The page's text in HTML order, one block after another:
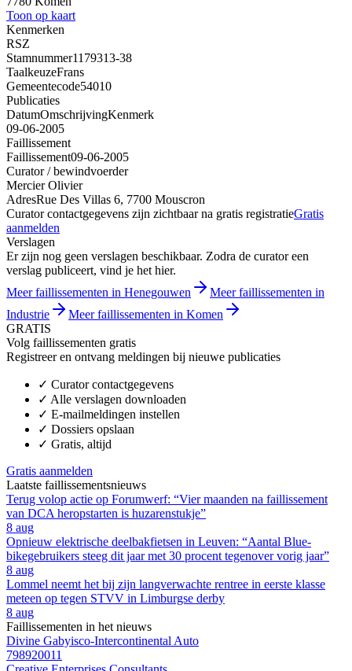
Toon op kaart
Kenmerken
RSZ
Stamnummer1179313-38
TaalkeuzeFrans
Gemeentecode54010
Publicaties
DatumOmschrijvingKenmerk
09-06-2005
Faillissement
Faillissement09-06-2005
Curator / bewindvoerder
Mercier Olivier
AdresRue Des Villas 6, 7700 Mouscron
Curator contactgegevens zijn zichtbaar na gratis registratieGratis
aanmelden
Verslagen
Er zijn nog geen verslagen beschikbaar. Zodra de curator een
verslag publiceert, vind je het hier.
Meer faillissementen in Henegouwen
Meer faillissementen in
Industrie
Meer faillissementen in Komen
GRATIS
Volg faillissementen gratis
Registreer en ontvang meldingen bij nieuwe publicaties
✓ Curator contactgegevens
✓ Alle verslagen downloaden
✓ E-mailmeldingen instellen
✓ Dossiers opslaan
✓ Gratis, altijd
Gratis aanmelden
Laatste faillissementsnieuws
Terug volop actie op Forumwerf: “Vier maanden na faillissement
van DCA heropstarten is huzarenstukje”
8 aug
Opnieuw elektrische deelbakfietsen in Leuven: “Aantal Blue-
bikegebruikers steeg dit jaar met 30 procent tegenover vorig jaar”
8 aug
Lommel neemt het bij zijn langverwachte rentree in eerste klasse
meteen op tegen STVV in Limburgse derby
8 aug
Faillissementen in het nieuws
Divine Gabyisco-Intercontinental Auto
798920011